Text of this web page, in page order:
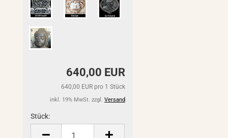
640,00 EUR
640,00 EUR pro 1 Stück
inkl. 19% MwSt. zzgl. Versand
Stück:
Stück